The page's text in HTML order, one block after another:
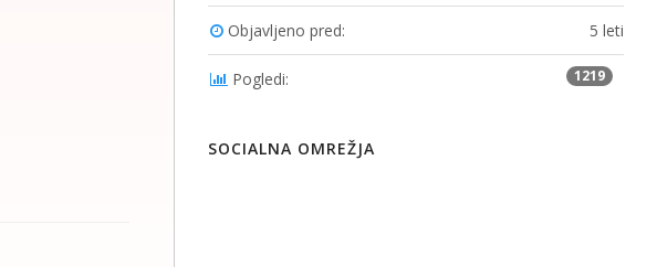
Objavljeno pred: 5 leti
Pogledi: 1219
SOCIALNA OMREŽJA